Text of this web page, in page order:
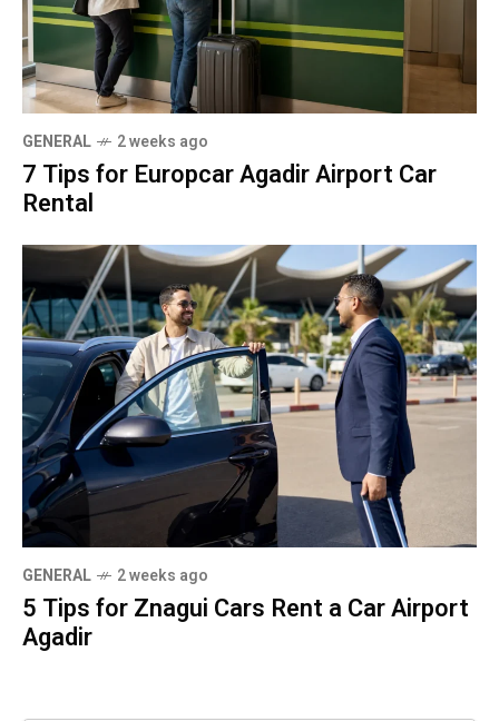
GENERAL 2 weeks ago
7 Tips for Europcar Agadir Airport Car
Rental
GENERAL 2 weeks ago
5 Tips for Znagui Cars Rent a Car Airport
Agadir